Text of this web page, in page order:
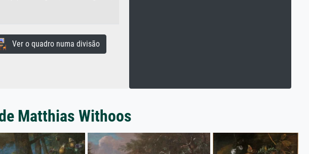
Ver o quadro numa divisão
Matthias Withoos